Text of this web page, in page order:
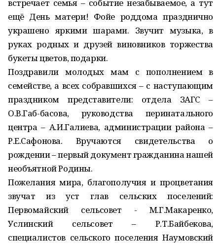
встречает семья – событие незабываемое, а тут
ещё День матери! Фойе роддома празднично
украшено яркими шарами. Звучит музыка, в
руках родных и друзей виновников торжества
букеты цветов, подарки.
Поздравили молодых мам с пополнением в
семействе, а всех собравшихся – с наступающим
праздником представители: отдела ЗАГС –
О.В.Габ-басова, руководства перинатального
центра – А.И.Галиева, администрации района –
Р.Е.Сафонова. Вручаются свидетельства о
рождении – первый документ гражданина нашей
необъятной Родины.
Пожелания мира, благополучия и процветания
звучат из уст глав сельских поселений:
Первомайский сельсовет - М.Г.Макаренко,
Услинский сельсовет – Р.Т.Байбекова,
специалистов сельского поселения Наумовский